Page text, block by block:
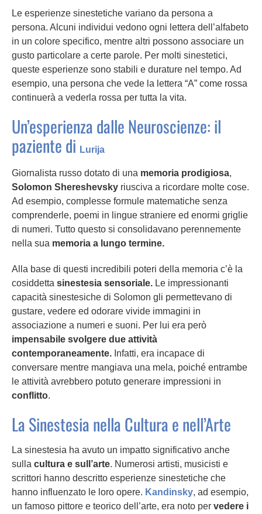
Le esperienze sinestetiche variano da persona a
persona. Alcuni individui vedono ogni lettera dell’alfabeto
in un colore specifico, mentre altri possono associare un
gusto particolare a certe parole. Per molti sinestetici,
queste esperienze sono stabili e durature nel tempo. Ad
esempio, una persona che vede la lettera “A” come rossa
continuerà a vederla rossa per tutta la vita.
Un’esperienza dalle Neuroscienze: il
paziente di Lurija
Giornalista russo dotato di una memoria prodigiosa,
Solomon Shereshevsky riusciva a ricordare molte cose.
Ad esempio, complesse formule matematiche senza
comprenderle, poemi in lingue straniere ed enormi griglie
di numeri. Tutto questo si consolidavano perennemente
nella sua memoria a lungo termine.
Alla base di questi incredibili poteri della memoria c’è la
cosiddetta sinestesia sensoriale. Le impressionanti
capacità sinestesiche di Solomon gli permettevano di
gustare, vedere ed odorare vivide immagini in
associazione a numeri e suoni. Per lui era però
impensabile svolgere due attività
contemporaneamente. Infatti, era incapace di
conversare mentre mangiava una mela, poiché entrambe
le attività avrebbero potuto generare impressioni in
conflitto.
La Sinestesia nella Cultura e nell’Arte
La sinestesia ha avuto un impatto significativo anche
sulla cultura e sull’arte. Numerosi artisti, musicisti e
scrittori hanno descritto esperienze sinestetiche che
hanno influenzato le loro opere. Kandinsky, ad esempio,
un famoso pittore e teorico dell’arte, era noto per vedere i